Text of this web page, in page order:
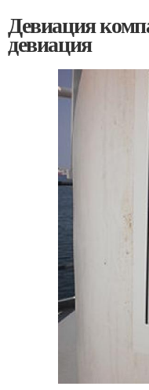
Девиация
девиация